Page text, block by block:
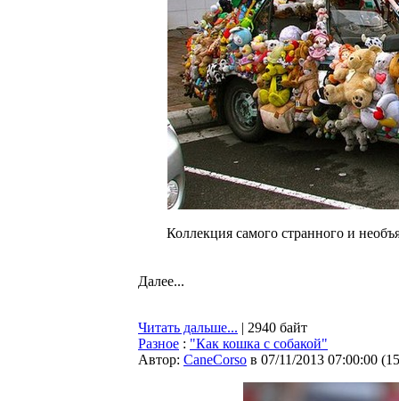
Коллекция самого странного и
Далее...
Читать дальше... | 2940 байт
Разное : "Как кошка с собакой"
Автор: CaneCorso в 07/11/2013 07:00:00 (